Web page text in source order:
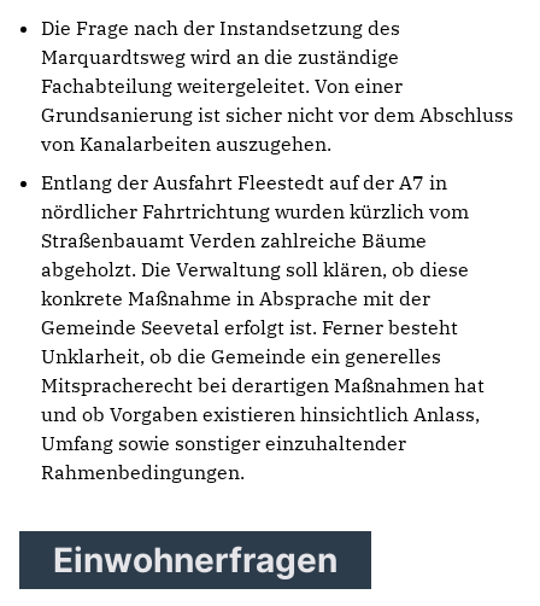
Die Frage nach der Instandsetzung des
Marquardtsweg wird an die zuständige
Fachabteilung weitergeleitet. Von einer
Grundsanierung ist sicher nicht vor dem Abschluss
von Kanalarbeiten auszugehen.
Entlang der Ausfahrt Fleestedt auf der A7 in
nördlicher Fahrtrichtung wurden kürzlich vom
Straßenbauamt Verden zahlreiche Bäume
abgeholzt. Die Verwaltung soll klären, ob diese
konkrete Maßnahme in Absprache mit der
Gemeinde Seevetal erfolgt ist. Ferner besteht
Unklarheit, ob die Gemeinde ein generelles
Mitspracherecht bei derartigen Maßnahmen hat
und ob Vorgaben existieren hinsichtlich Anlass,
Umfang sowie sonstiger einzuhaltender
Rahmenbedingungen.
Einwohnerfragen